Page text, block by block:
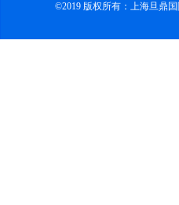
©2019 版权所有：上海旦鼎